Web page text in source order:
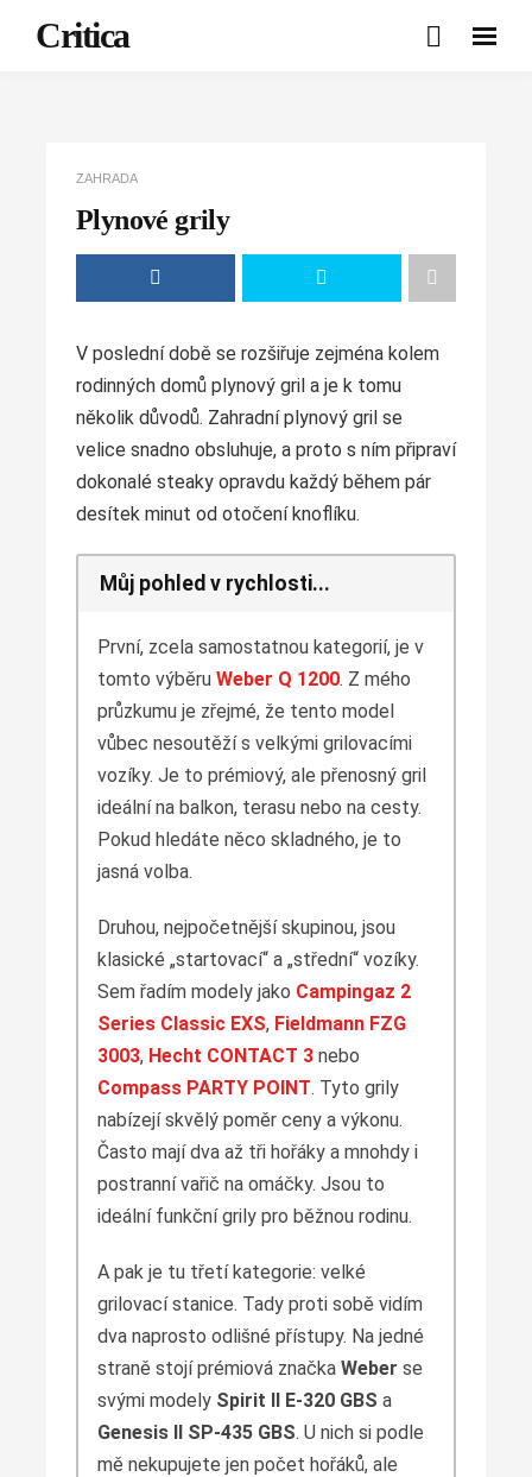
Critica
ZAHRADA
Plynové grily
V poslední době se rozšiřuje zejména kolem
rodinných domů plynový gril a je k tomu
několik důvodů. Zahradní plynový gril se
velice snadno obsluhuje, a proto s ním připraví
dokonalé steaky opravdu každý během pár
desítek minut od otočení knoflíku.
Můj pohled v rychlosti...
První, zcela samostatnou kategorií, je v
tomto výběru Weber Q 1200. Z mého
průzkumu je zřejmé, že tento model
vůbec nesoutěží s velkými grilovacími
vozíky. Je to prémiový, ale přenosný gril
ideální na balkon, terasu nebo na cesty.
Pokud hledáte něco skladného, je to
jasná volba.
Druhou, nejpočetnější skupinou, jsou
klasické „startovací“ a „střední“ vozíky.
Sem řadím modely jako Campingaz 2
Series Classic EXS, Fieldmann FZG
3003, Hecht CONTACT 3 nebo
Compass PARTY POINT. Tyto grily
nabízejí skvělý poměr ceny a výkonu.
Často mají dva až tři hořáky a mnohdy i
postranní vařič na omáčky. Jsou to
ideální funkční grily pro běžnou rodinu.
A pak je tu třetí kategorie: velké
grilovací stanice. Tady proti sobě vidím
dva naprosto odlišné přístupy. Na jedné
straně stojí prémiová značka Weber se
svými modely Spirit II E-320 GBS a
Genesis II SP-435 GBS. U nich si podle
mě nekupujete jen počet hořáků, ale